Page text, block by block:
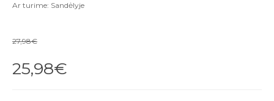
Ar turime: Sandėlyje
27,98€
25,98€